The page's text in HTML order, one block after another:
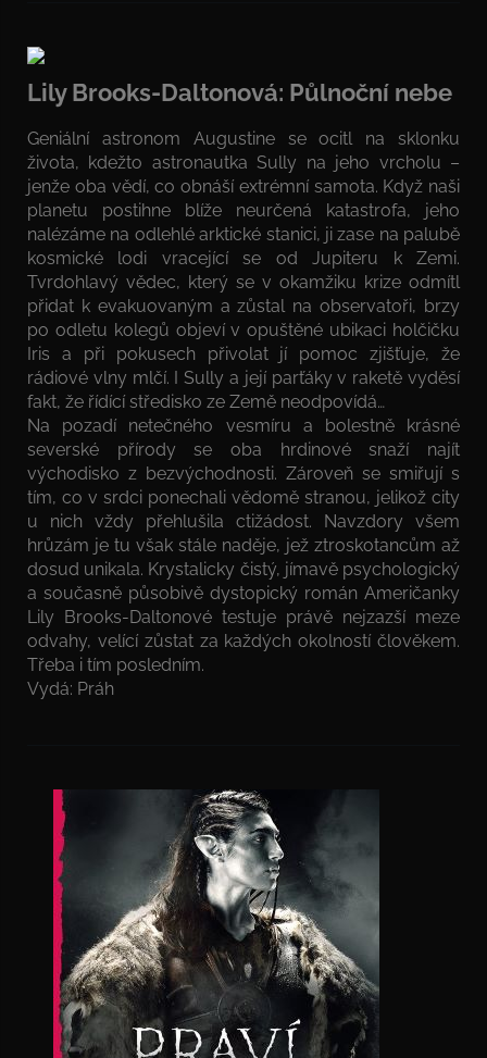
Lily Brooks-Daltonová: Půlnoční nebe
Geniální astronom Augustine se ocitl na sklonku
života, kdežto astronautka Sully na jeho vrcholu –
jenže oba vědí, co obnáší extrémní samota. Když naši
planetu postihne blíže neurčená katastrofa, jeho
nalézáme na odlehlé arktické stanici, ji zase na palubě
kosmické lodi vracející se od Jupiteru k Zemi.
Tvrdohlavý vědec, který se v okamžiku krize odmítl
přidat k evakuovaným a zůstal na observatoři, brzy
po odletu kolegů objeví v opuštěné ubikaci holčičku
Iris a při pokusech přivolat jí pomoc zjišťuje, že
rádiové vlny mlčí. I Sully a její parťáky v raketě vyděsí
fakt, že řídící středisko ze Země neodpovídá…
Na pozadí netečného vesmíru a bolestně krásné
severské přírody se oba hrdinové snaží najít
východisko z bezvýchodnosti. Zároveň se smiřují s
tím, co v srdci ponechali vědomě stranou, jelikož city
u nich vždy přehlušila ctižádost. Navzdory všem
hrůzám je tu však stále naděje, jež ztroskotancům až
dosud unikala. Krystalicky čistý, jímavě psychologický
a současně působivě dystopický román Američanky
Lily Brooks-Daltonové testuje právě nejzazší meze
odvahy, velící zůstat za každých okolností člověkem.
Třeba i tím posledním.
Vydá: Práh